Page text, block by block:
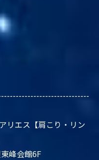
リエス【肩こり・リン
峰会館6F